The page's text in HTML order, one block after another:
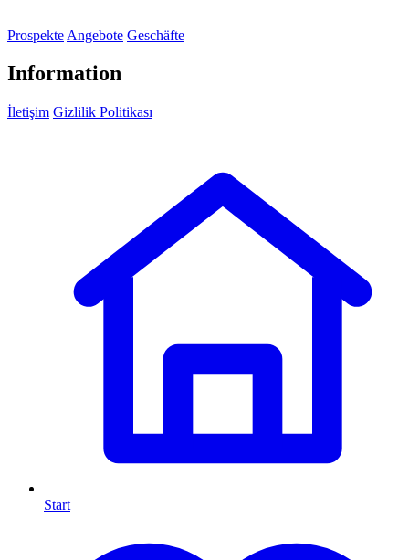
Prospekte Angebote Geschäfte
Information
İletişim Gizlilik Politikası
Start